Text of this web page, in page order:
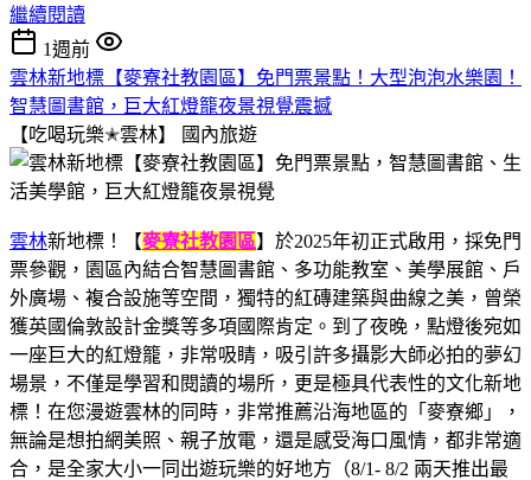
繼續閱讀
1週前
雲林新地標【麥寮社教園區】免門票景點！大型泡泡水樂園！
智慧圖書館，巨大紅燈籠夜景視覺震撼
【吃喝玩樂✭雲林】
國內旅遊
雲林新地標！【麥寮社教園區】於2025年初正式啟用，採免門
票參觀，園區內結合智慧圖書館、多功能教室、美學展館、戶
外廣場、複合設施等空間，獨特的紅磚建築與曲線之美，曾榮
獲英國倫敦設計金獎等多項國際肯定。到了夜晚，點燈後宛如
一座巨大的紅燈籠，非常吸睛，吸引許多攝影大師必拍的夢幻
場景，不僅是學習和閱讀的場所，更是極具代表性的文化新地
標！在您漫遊雲林的同時，非常推薦沿海地區的「麥寮鄉」，
無論是想拍網美照、親子放電，還是感受海口風情，都非常適
合，是全家大小一同出遊玩樂的好地方（8/1- 8/2 兩天推出最